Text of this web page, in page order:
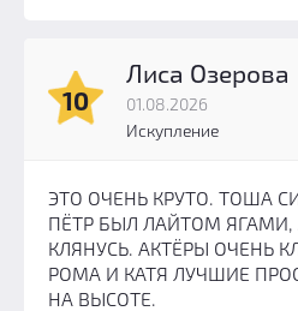
10
Лиса Озерова
01.08.2026
Искупление
ЭТО ОЧЕНЬ КРУТО. ТОША
ПЁТР БЫЛ ЛАЙТОМ ЯГАМИ,
КЛЯНУСЬ. АКТЁРЫ ОЧЕНЬ
РОМА И КАТЯ ЛУЧШИЕ
НА ВЫСОТЕ.